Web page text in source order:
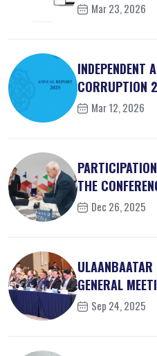
Mar 23, 2026
INDEPENDENT
CORRUPTION
REPORT
Mar 12, 2026
THE
Dec 26, 2025
GENERAL
RECOVER...
Sep 24, 2025